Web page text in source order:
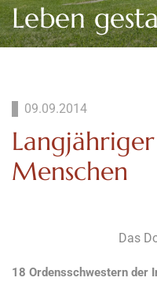
Leben
09.09.2014
Menschen
18 Ordensschwestern der
Das